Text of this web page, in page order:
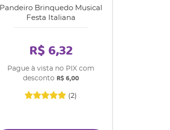
Pandeiro Brinquedo Musical
Festa Italiana
(2)
R$ 6,32
Pague à vista no PIX com
desconto R$ 6,00